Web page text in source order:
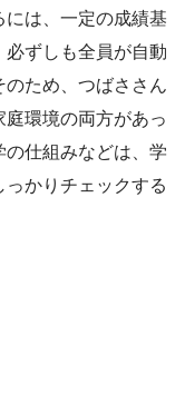
は、一定の成績基
ずしも全員が自動
ため、つばささん
環境の両方があっ
仕組みなどは、学
かりチェックする